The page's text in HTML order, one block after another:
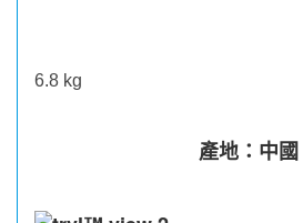
6.8 kg
產地：中國